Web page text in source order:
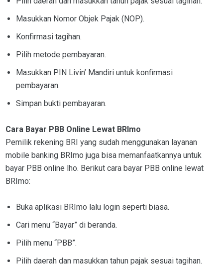
Masukkan Nomor Objek Pajak (NOP).
Konfirmasi tagihan.
Pilih metode pembayaran.
Masukkan PIN Livin’ Mandiri untuk konfirmasi
pembayaran.
Simpan bukti pembayaran.
Cara Bayar PBB Online Lewat BRImo
Pemilik rekening BRI yang sudah menggunakan layanan
mobile banking BRImo juga bisa memanfaatkannya untuk
bayar PBB online lho. Berikut cara bayar PBB online lewat
BRImo:
Buka aplikasi BRImo lalu login seperti biasa.
Cari menu “Bayar” di beranda.
Pilih menu “PBB”.
Pilih daerah dan masukkan tahun pajak sesuai tagihan.